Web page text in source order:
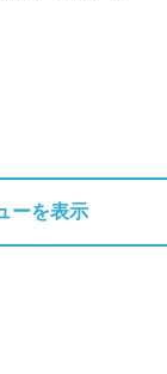
ーを表示